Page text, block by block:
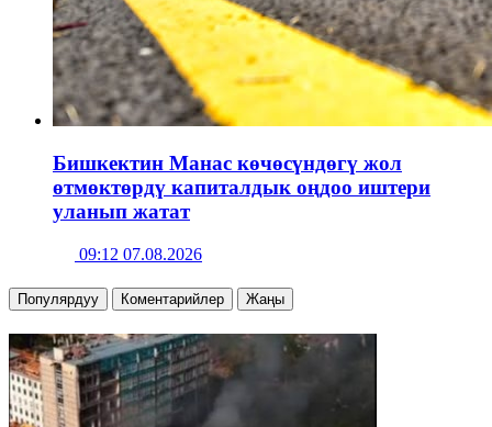
Бишкектин Манас көчөсүндөгү жол
өтмөктөрдү капиталдык оңдоо иштери
уланып жатат
09:12 07.08.2026
Популярдуу Коментарийлер Жаңы